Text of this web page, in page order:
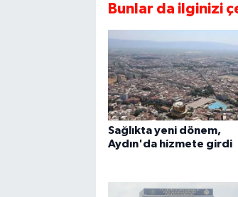
Bunlar da ilginizi
Sağlıkta yeni dönem,
Aydın'da hizmete girdi